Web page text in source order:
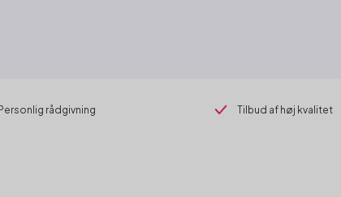
Personlig rådgivning Tilbud af høj kvalitet